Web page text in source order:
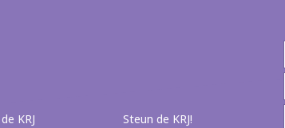
KRJ
Steun de KRJ!